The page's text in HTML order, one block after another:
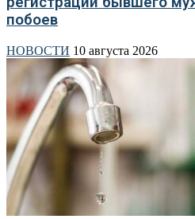
побоев
НОВОСТИ 10 августа 2026